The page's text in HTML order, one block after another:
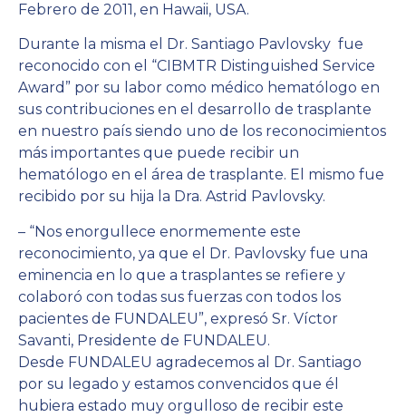
Febrero de 2011, en Hawaii, USA.
Durante la misma el Dr. Santiago Pavlovsky fue
reconocido con el “CIBMTR Distinguished Service
Award” por su labor como médico hematólogo en
sus contribuciones en el desarrollo de trasplante
en nuestro país siendo uno de los reconocimientos
más importantes que puede recibir un
hematólogo en el área de trasplante. El mismo fue
recibido por su hija la Dra. Astrid Pavlovsky.
– “Nos enorgullece enormemente este
reconocimiento, ya que el Dr. Pavlovsky fue una
eminencia en lo que a trasplantes se refiere y
colaboró con todas sus fuerzas con todos los
pacientes de FUNDALEU”, expresó Sr. Víctor
Savanti, Presidente de FUNDALEU.
Desde FUNDALEU agradecemos al Dr. Santiago
por su legado y estamos convencidos que él
hubiera estado muy orgulloso de recibir este